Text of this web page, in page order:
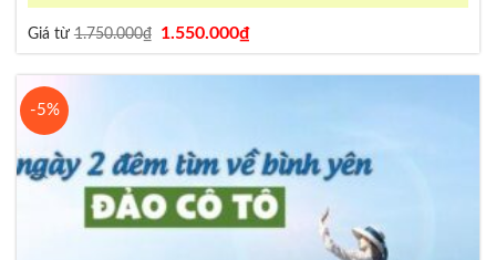
Giá từ1.750.000₫
Giá
là:
1.750.000₫.
1.550.000₫Giá
hiện
tại
là:
-5%